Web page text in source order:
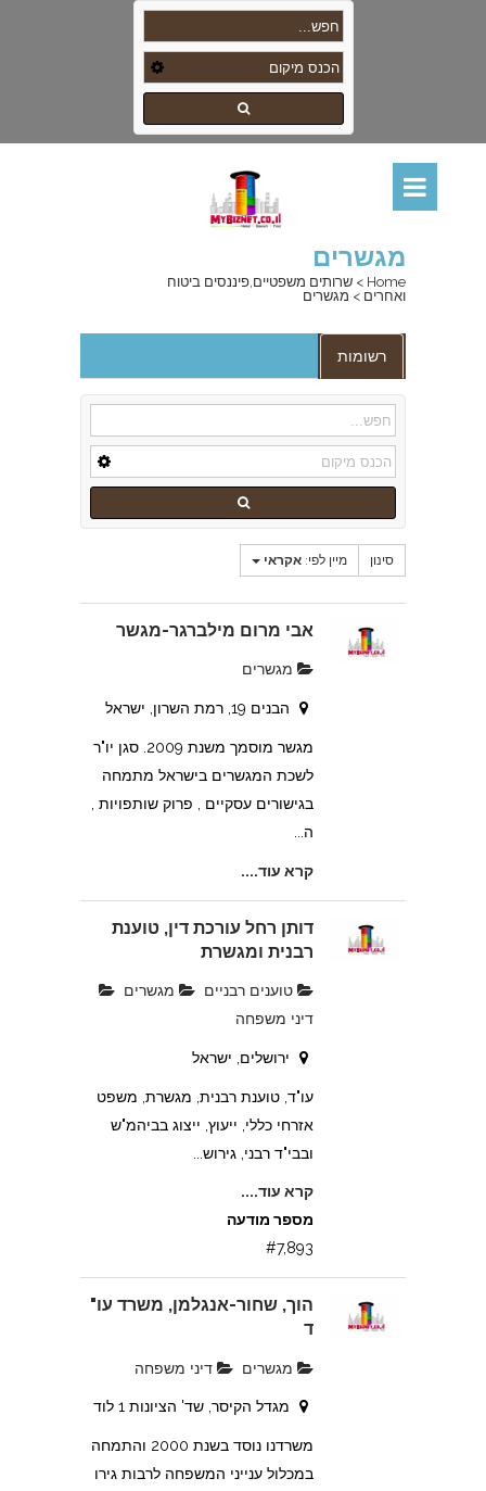
מגשרים
Home
> שרותים משפטיים,פיננסים ביטוח
ואחרים > מגשרים
רשומות
סינון מיין לפי: אקראי
אבי מרום מילברגר-מגשר
מגשרים
הבנים 19, רמת השרון, ישראל
מגשר מוסמך משנת 2009. סגן יו"ר
לשכת המגשרים בישראל מתמחה
בגישורים עסקיים , פרוק שותפויות ,
ה...
קרא עוד....
דותן רחל עורכת דין, טוענת
רבנית ומגשרת
טוענים רבניים
מגשרים
דיני משפחה
ירושלים, ישראל
עו"ד, טוענת רבנית, מגשרת, משפט
אזרחי כללי, ייעוץ, ייצוג בביהמ"ש
ובבי"ד רבני, גירוש...
קרא עוד....
מספר מודעה
#7,893
הוך, שחור-אנגלמן, משרד עו"
ד
מגשרים דיני משפחה
מגדל הקיסר, שד' הציונות 1 לוד
משרדנו נוסד בשנת 2000 והתמחה
במכלול ענייני המשפחה לרבות גירו